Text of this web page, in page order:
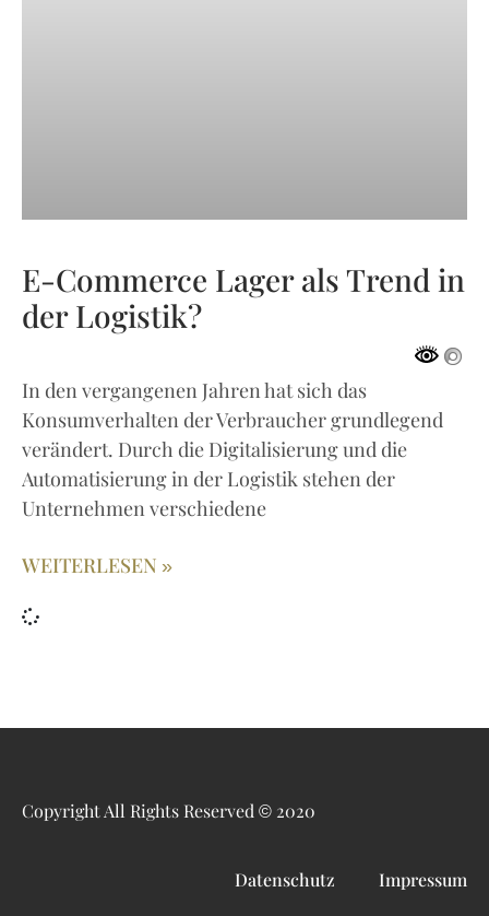
E-Commerce Lager als Trend in
der Logistik?
In den vergangenen Jahren hat sich das
Konsumverhalten der Verbraucher grundlegend
verändert. Durch die Digitalisierung und die
Automatisierung in der Logistik stehen der
Unternehmen verschiedene
WEITERLESEN »
Copyright All Rights Reserved © 2020
Datenschutz Impressum